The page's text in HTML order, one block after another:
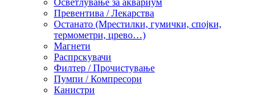
Превентива / Лекарства
Останато (Мрестилки, гумички, спојки,
термометри, црево…)
Магнети
Распрскувачи
Филтер / Прочистување
Пумпи / Компресори
Канистри